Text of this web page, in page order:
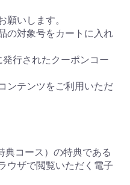
願いします。
の対象号をカートに入れ
行されたクーポンコー
ンテンツをご利用いただ
典コース）の特典である
ウザで閲覧いただく電子